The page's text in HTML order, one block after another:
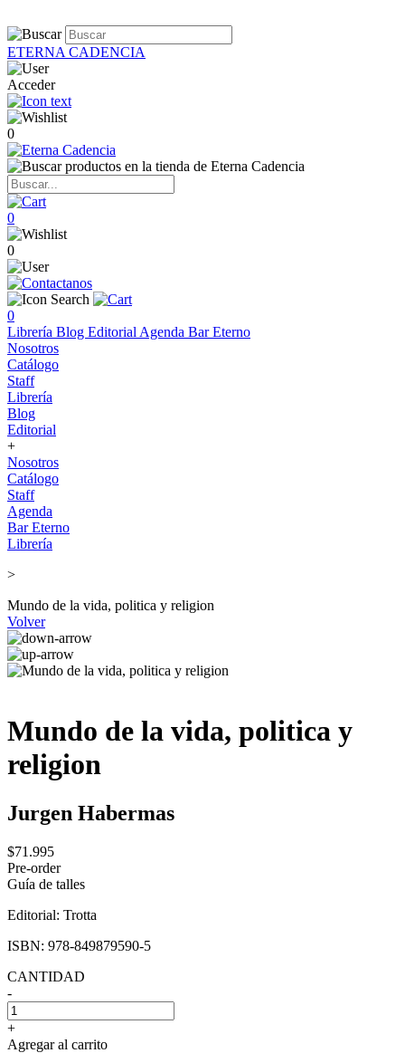
ETERNA CADENCIA
Acceder
0
0
0
0
Librería Blog Editorial Agenda Bar Eterno
Nosotros
Catálogo
Staff
Librería
Blog
Editorial
+
Nosotros
Catálogo
Staff
Agenda
Bar Eterno
Librería
>
Mundo de la vida, politica y religion
Volver
Mundo de la vida, politica y
religion
Jurgen Habermas
$71.995
Pre-order
Guía de talles
Editorial: Trotta
ISBN: 978-849879590-5
CANTIDAD
-
+
Agregar al carrito